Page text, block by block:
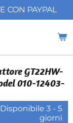
CON PAYPAL
GT22HW-
010-12403-
Disponibile 3 - 5
giorni